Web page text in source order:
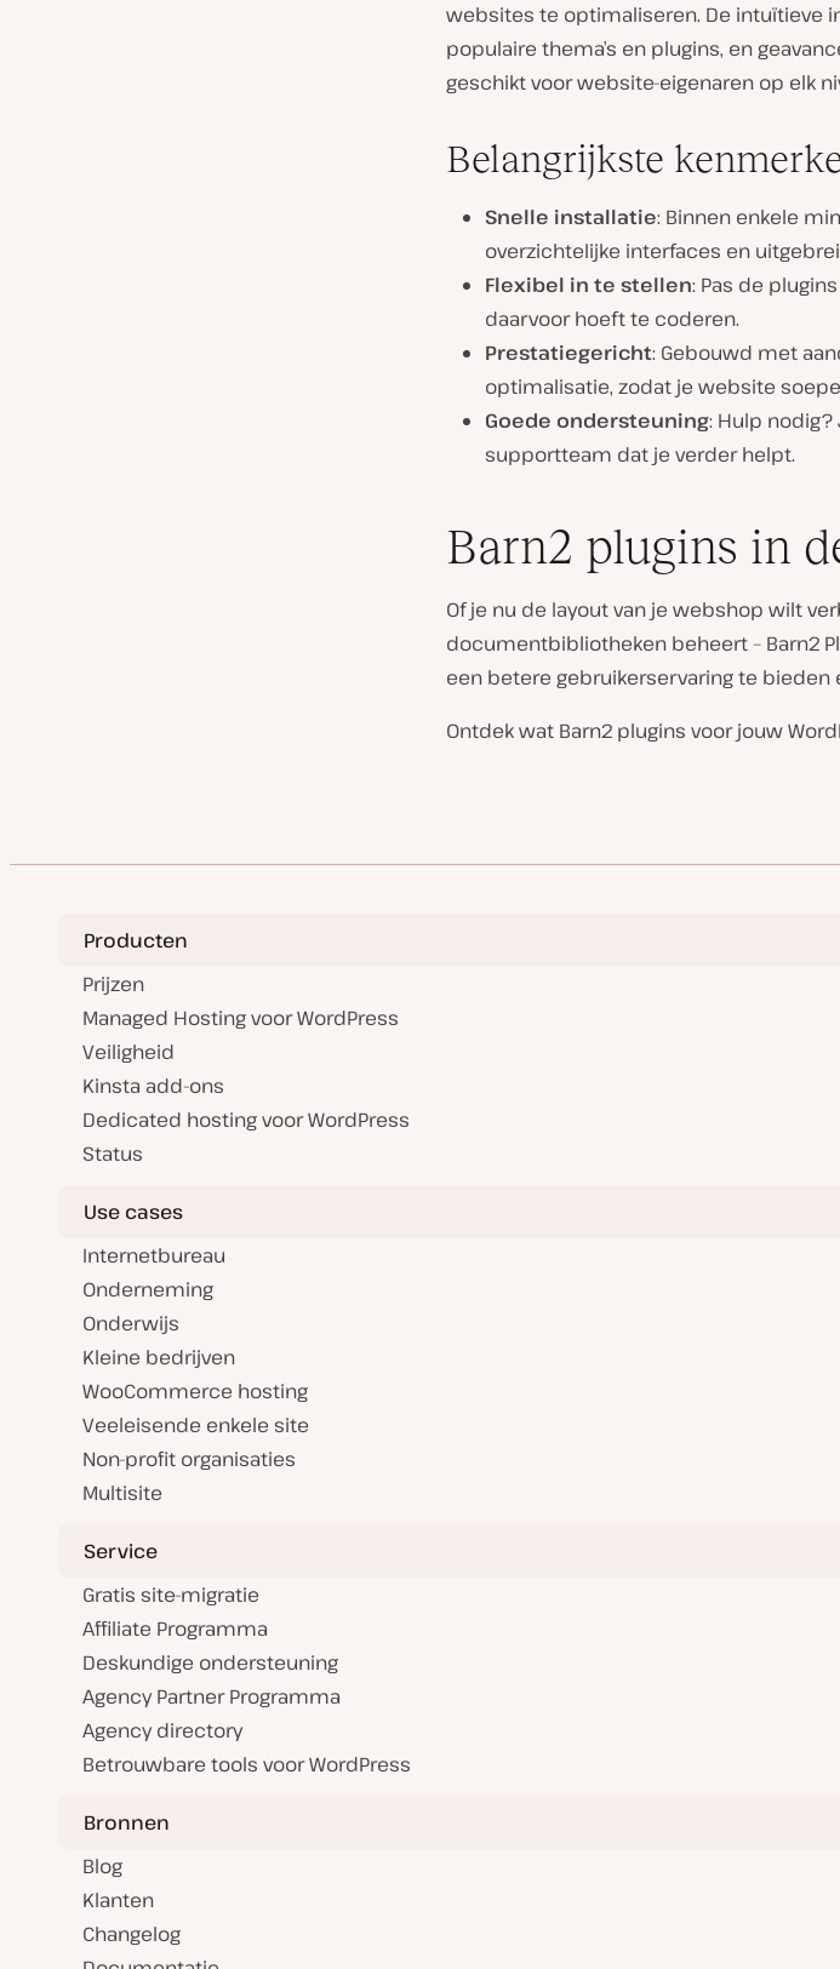
websites te optimaliseren. De
populaire thema’s en plugins, en
geschikt voor website-eigenaren op elk
Belangrijkste
Snelle installatie: Binnen enkele
overzichtelijke interfaces en
Flexibel in te stellen: Pas de
daarvoor hoeft te coderen.
Prestatiegericht: Gebouwd met
optimalisatie, zodat je website
Goede ondersteuning: Hulp
supportteam dat je verder helpt.
Barn2 plugins in
Of je nu de layout van je webshop wilt
documentbibliotheken beheert – Barn2
een betere gebruikerservaring te
Ontdek wat Barn2 plugins voor jouw
Producten
Prijzen
Managed Hosting voor WordPress
Veiligheid
Kinsta add-ons
Dedicated hosting voor WordPress
Status
Use cases
Internetbureau
Onderneming
Onderwijs
Kleine bedrijven
WooCommerce hosting
Veeleisende enkele site
Non-profit organisaties
Multisite
Service
Gratis site-migratie
Affiliate Programma
Deskundige ondersteuning
Agency Partner Programma
Agency directory
Betrouwbare tools voor WordPress
Bronnen
Blog
Klanten
Changelog